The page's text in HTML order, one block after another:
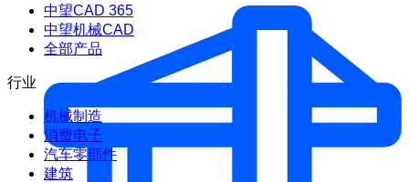
中望CAD 365
中望机械CAD
全部产品
行业
机械制造
消费电子
汽车零部件
建筑